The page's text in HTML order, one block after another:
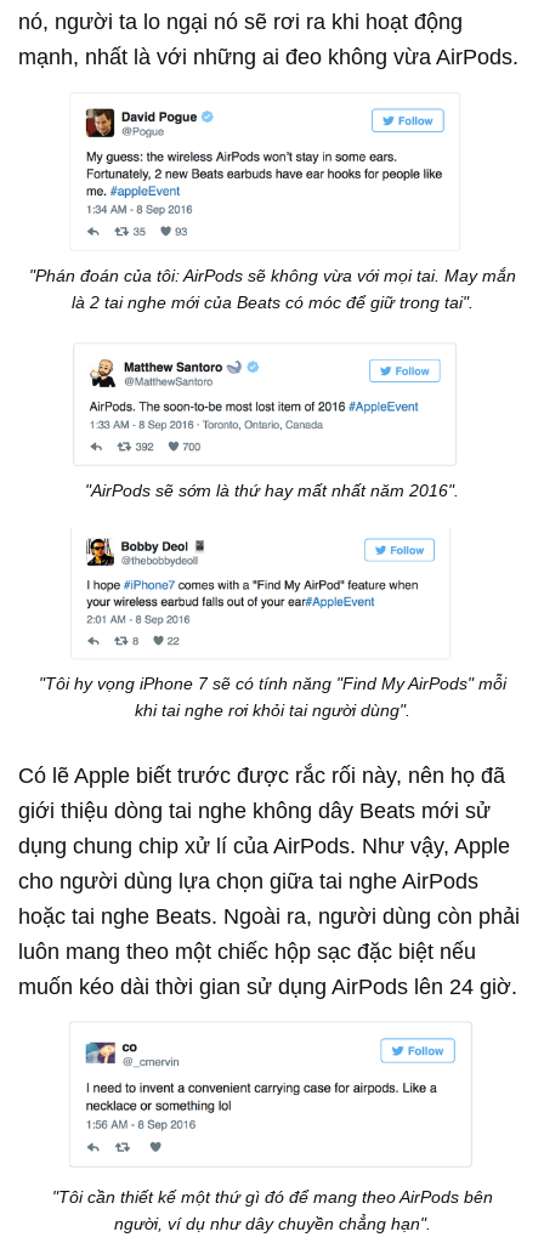
nó, người ta lo ngại nó sẽ rơi ra khi hoạt động
mạnh, nhất là với những ai đeo không vừa AirPods.
"Phán đoán của tôi: AirPods sẽ không vừa với mọi tai. May mắn
là 2 tai nghe mới của Beats có móc để giữ trong tai".
"AirPods sẽ sớm là thứ hay mất nhất năm 2016".
"Tôi hy vọng iPhone 7 sẽ có tính năng "Find My AirPods" mỗi
khi tai nghe rơi khỏi tai người dùng".​
Có lẽ Apple biết trước được rắc rối này, nên họ đã
giới thiệu dòng tai nghe không dây Beats mới sử
dụng chung chip xử lí của AirPods. Như vậy, Apple
cho người dùng lựa chọn giữa tai nghe AirPods
hoặc tai nghe Beats. Ngoài ra, người dùng còn phải
luôn mang theo một chiếc hộp sạc đặc biệt nếu
muốn kéo dài thời gian sử dụng AirPods lên 24 giờ.
"Tôi cần thiết kế một thứ gì đó để mang theo AirPods bên
người, ví dụ như dây chuyền chẳng hạn".​